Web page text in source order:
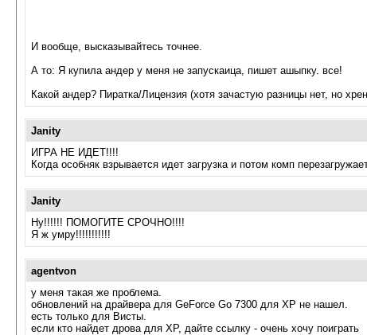
И вообще, высказывайтесь точнее.
А то: Я купила андер у меня не запускаица, пишет ашыпку. все!
Какой андер? Пиратка/Лицензия (хотя зачастую разницы нет, но
Janity
ИГРА НЕ ИДЕТ!!!!
Когда особняк взрывается идет загрузка и потом комп
Janity
Ну!!!!!! ПОМОГИТЕ СРОЧНО!!!!
Я ж умру!!!!!!!!!!!
agentvon
у меня такая же проблема.
обновлений на драйвера для GeForce Go 7300 для XP не нашел.
есть только для Висты.
если кто найдет дрова для ХР, дайте ссылку - очень хочу поиграть